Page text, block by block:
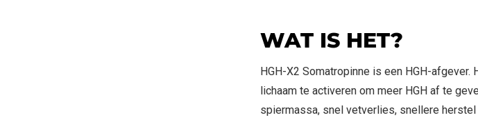
WAT IS HET?
HGH-X2 Somatropinne is een HGH-
lichaam te activeren om meer HGH af te
spiermassa, snel vetverlies, snellere